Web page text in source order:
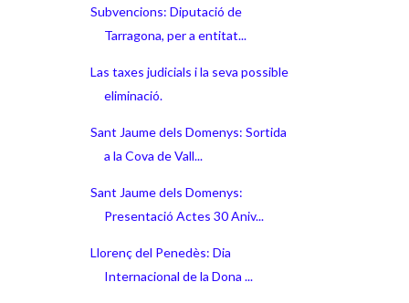
Subvencions: Diputació de
Tarragona, per a entitat...
Las taxes judicials i la seva possible
eliminació.
Sant Jaume dels Domenys: Sortida
a la Cova de Vall...
Sant Jaume dels Domenys:
Presentació Actes 30 Aniv...
Llorenç del Penedès: Dia
Internacional de la Dona ...